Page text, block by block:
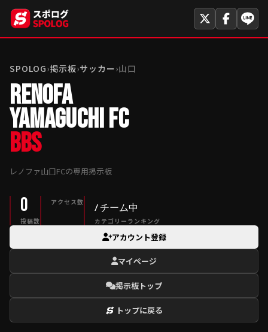
SPOLOG›掲示板›サッカー›山口
RENOFA
YAMAGUCHI FC
BBS
レノファ山口FCの専用掲示板
0
投稿数
アクセス数
/ チーム中
カテゴリーランキング
アカウント登録
マイページ
掲示板トップ
トップに戻る